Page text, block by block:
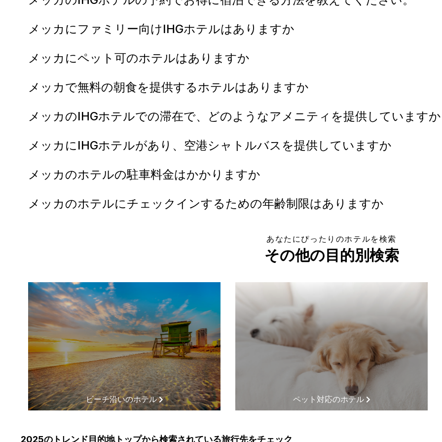
メッカにファミリー向けIHGホテルはありますか
メッカにペット可のホテルはありますか
メッカで無料の朝食を提供するホテルはありますか
メッカのIHGホテルでの滞在で、どのようなアメニティを提供していますか
メッカにIHGホテルがあり、空港シャトルバスを提供していますか
メッカのホテルの駐車料金はかかりますか
メッカのホテルにチェックインするための年齢制限はありますか
あなたにぴったりのホテルを検索
その他の目的別検索
ビーチ沿いのホテル ペット対応のホテル
2025のトレンド目的地トップから検索されている旅行先をチェック